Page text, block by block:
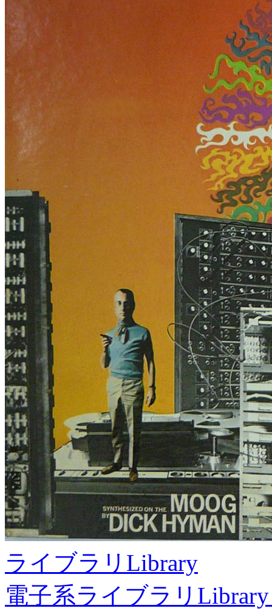
ライブラリ Library
電子系ライブラリ